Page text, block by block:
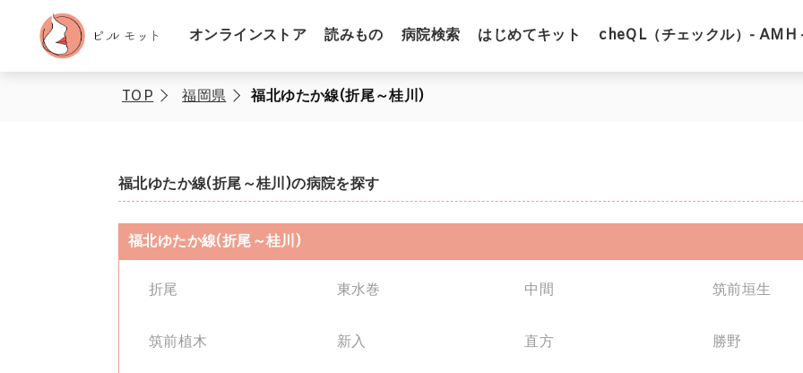
オンラインストア 読みもの 病院検索 はじめてキット cheQL（チェックル）- AMH
TOP 福岡県 福北ゆたか線(折尾～桂川)
福北ゆたか線(折尾～桂川)の病院を探す
福北ゆたか線(折尾～桂川)
折尾 東水巻 中間 筑前垣生
筑前植木 新入 直方 勝野